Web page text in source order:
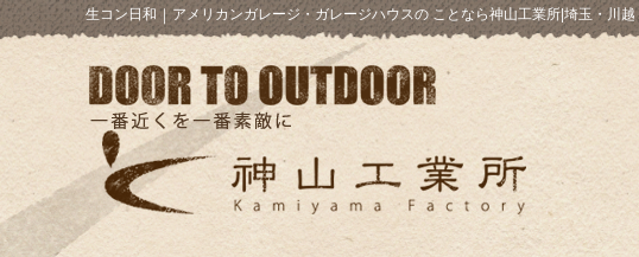
生コン日和 ｜ アメリカンガレージ・ガレージハウスの ことなら神山工業所|埼玉・川越